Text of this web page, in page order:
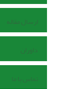
ارسال مقاله
داوران
تماس با ما